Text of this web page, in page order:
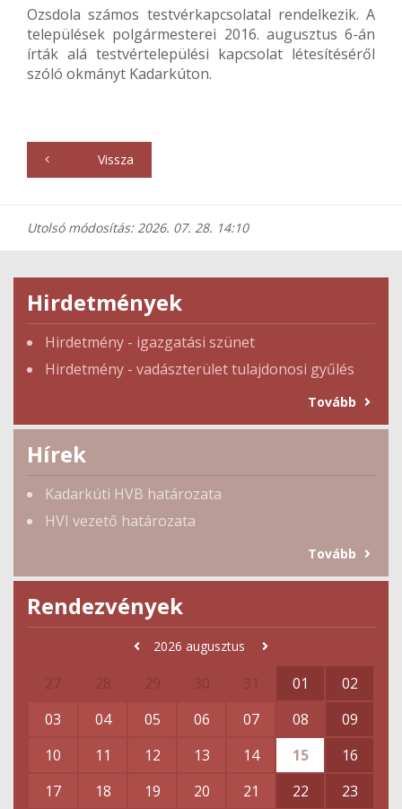
Ozsdola számos testvérkapcsolatal rendelkezik. A
települések polgármesterei 2016. augusztus 6-án
írták alá testvértelepülési kapcsolat létesítéséről
szóló okmányt Kadarkúton.
Vissza
Utolsó módosítás: 2026. 07. 28. 14:10
Hirdetmények
Hirdetmény - igazgatási szünet
Hirdetmény - vadászterület tulajdonosi gyűlés
Tovább
Hírek
Kadarkúti HVB határozata
HVI vezető határozata
Tovább
Rendezvények
2026 augusztus
01
02
03
04 05 06 07 08
09
10
11 12 13 14 15
16
17
18 19 20 21 22
23